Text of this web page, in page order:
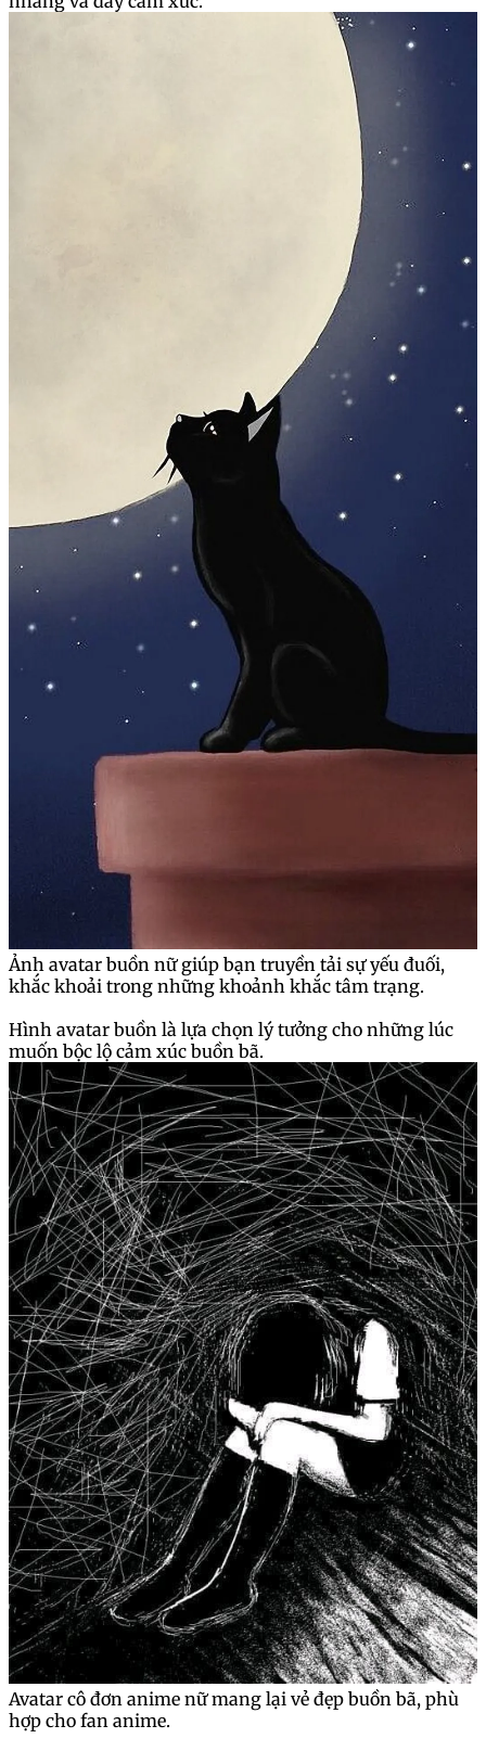
Ảnh avatar buồn nữ giúp bạn truyền tải sự yếu đuối,
khắc khoải trong những khoảnh khắc tâm trạng.
Hình avatar buồn là lựa chọn lý tưởng cho những lúc
muốn bộc lộ cảm xúc buồn bã.
Avatar cô đơn anime nữ mang lại vẻ đẹp buồn bã, phù
hợp cho fan anime.